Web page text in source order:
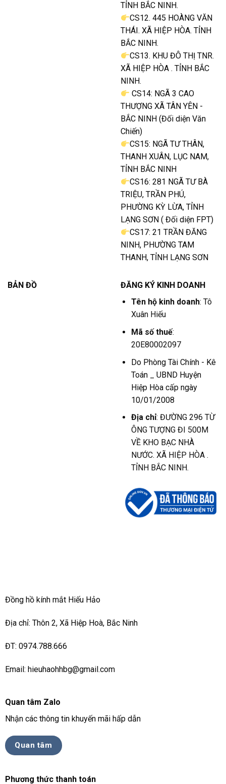
TỈNH BẮC NINH.
CS12. 445 HOÀNG VĂN
THÁI. XÃ HIỆP HÒA. TỈNH
BẮC NINH.
CS13. KHU ĐÔ THỊ TNR.
XÃ HIỆP HÒA . TỈNH BẮC
NINH.
CS14: NGÃ 3 CAO
THƯỢNG XÃ TÂN YÊN -
BẮC NINH (Đối diện Văn
Chiến)
CS15: NGÃ TƯ THÂN,
THANH XUÂN, LỤC NAM,
TỈNH BẮC NINH
CS16: 281 NGÃ TƯ BÀ
TRIỆU, TRẦN PHÚ,
PHƯỜNG KỲ LỪA, TỈNH
LẠNG SƠN ( Đối diện FPT)
CS17: 21 TRẦN ĐĂNG
NINH, PHƯỜNG TAM
THANH, TỈNH LẠNG SƠN
BẢN ĐỒ
ĐĂNG KÝ KINH DOANH
Tên hộ kinh doanh: Tô
Xuân Hiếu
Mã số thuế:
20E80002097
Do Phòng Tài Chính - Kê
Toán _ UBND Huyện
Hiệp Hòa cấp ngày
10/01/2008
Địa chỉ: ĐƯỜNG 296 TỪ
ÔNG TƯỢNG ĐI 500M
VỀ KHO BẠC NHÀ
NƯỚC. XÃ HIỆP HÒA .
TỈNH BẮC NINH.
Đồng hồ kính mắt Hiếu Hảo
Địa chỉ: Thôn 2, Xã Hiệp Hoà, Bắc Ninh
ĐT: 0974.788.666
Email: hieuhaohhbg@gmail.com
Quan tâm Zalo
Nhận các thông tin khuyến mãi hấp dẫn
Quan tâm
Phương thức thanh toán